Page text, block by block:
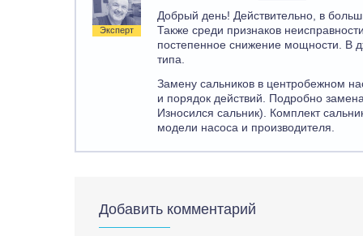
Эксперт
Добрый день! Действительно, в
Также среди признаков
постепенное снижение мощности. В
типа.
Замену сальников в центробежном
и порядок действий. Подробно
Износился сальник). Комплект
модели насоса и производителя.
Добавить комментарий